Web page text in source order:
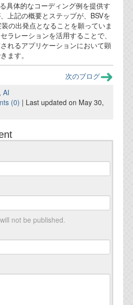
具体的なコーディング例を提供す
上記の概要とステップが、BSVを
の出発点となることを願っていま
ラレーションを活用することで、
れるアプリケーションにおいて顕
ます。
次のブログ
, AI
(0) | Last updated on May 30,
not be published.